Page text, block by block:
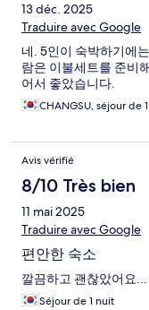
13 déc. 2025
Traduire avec Google
네. 5인이 숙박하기에
람은 이불세트를 준비
어서 좋았습니다.
CHANGSU, séjour de
Avis vérifié
8/10 Très bien
11 mai 2025
Traduire avec Google
편안한 숙소
깔끔하고 괜찮았어요...
Séjour de 1 nuit